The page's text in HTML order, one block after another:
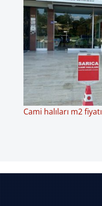
Cami halıları m2 fiyatı